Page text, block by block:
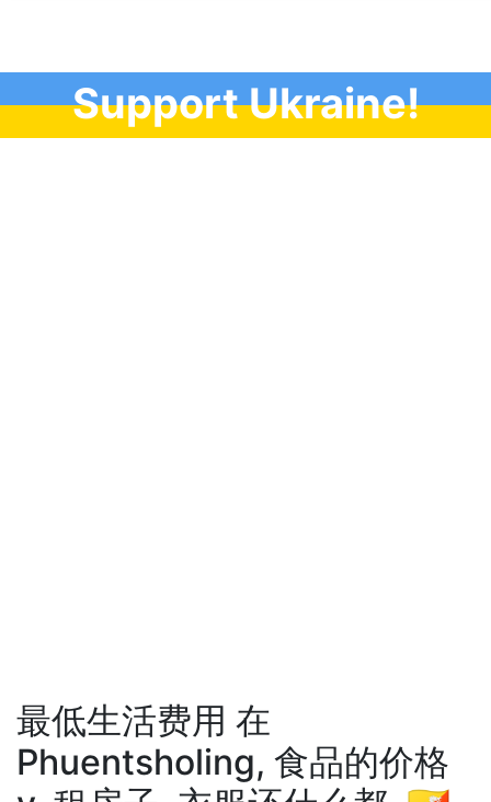
Support Ukraine!
最低生活费用 在
Phuentsholing, 食品的价格